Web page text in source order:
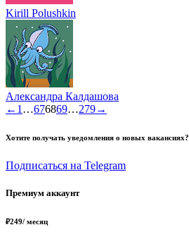
Kirill Polushkin
Александра Калдашова
← 1 …676869…279→
Хотите получать уведомления о новых вакансиях?
Подписаться на Telegram
Премиум аккаунт
₽249/ месяц